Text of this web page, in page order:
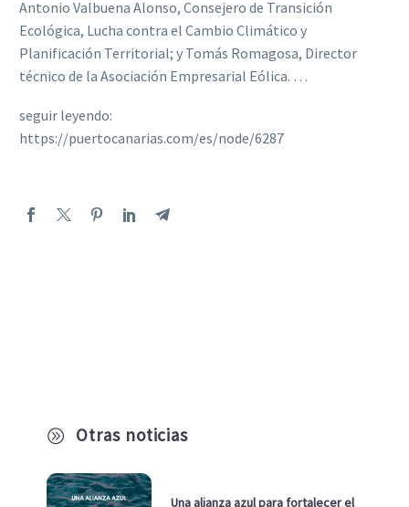
A Otras noticias
Una alianza azul para fortalecer el
Antonio Valbuena Alonso, Consejero de Transición
Ecológica, Lucha contra el Cambio Climático y
Planificación Territorial; y Tomás Romagosa, Director
técnico de la Asociación Empresarial Eólica. …
seguir leyendo:
https://puertocanarias.com/es/node/6287